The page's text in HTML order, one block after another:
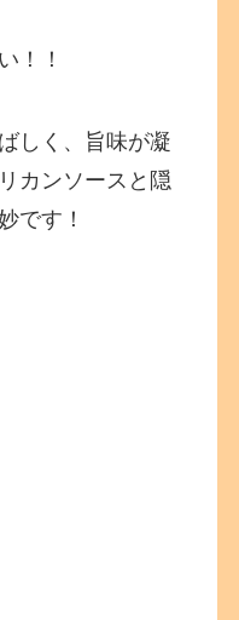
！！
しく、旨味が凝
カンソースと隠
です！